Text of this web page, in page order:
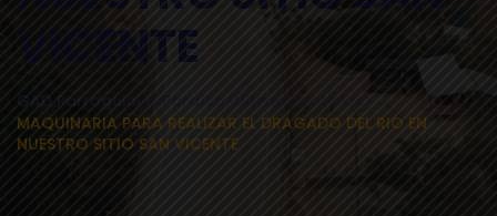
VICENTE
GAD Parroquial El Paraíso Últimas noticias
MAQUINARIA PARA REALIZAR EL DRAGADO DEL RIO EN
NUESTRO SITIO SAN VICENTE